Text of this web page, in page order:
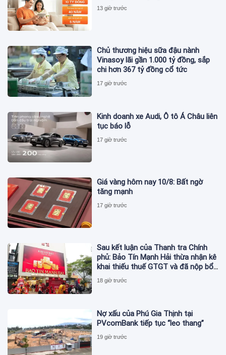
13 giờ trước
Chủ thương hiệu sữa đậu nành
Vinasoy lãi gần 1.000 tỷ đồng, sắp
chi hơn 367 tỷ đồng cổ tức
17 giờ trước
Kinh doanh xe Audi, Ô tô Á Châu liên
tục báo lỗ
17 giờ trước
Giá vàng hôm nay 10/8: Bất ngờ
tăng mạnh
17 giờ trước
Sau kết luận của Thanh tra Chính
phủ: Bảo Tín Mạnh Hải thừa nhận kê
khai thiếu thuế GTGT và đã nộp bổ
sung
18 giờ trước
Nợ xấu của Phú Gia Thịnh tại
PVcomBank tiếp tục “leo thang”
19 giờ trước